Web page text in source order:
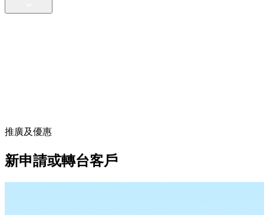
推廣及優惠
新申請或轉台客戶